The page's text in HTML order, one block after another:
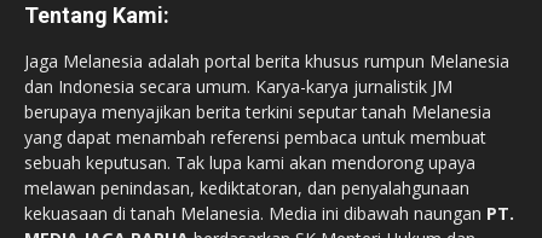
Tentang Kami:
Jaga Melanesia adalah portal berita khusus rumpun Melanesia
dan Indonesia secara umum. Karya-karya jurnalistik JM
berupaya menyajikan berita terkini seputar tanah Melanesia
yang dapat menambah referensi pembaca untuk membuat
sebuah keputusan. Tak lupa kami akan mendorong upaya
melawan penindasan, kediktatoran, dan penyalahgunaan
kekuasaan di tanah Melanesia. Media ini dibawah naungan PT.